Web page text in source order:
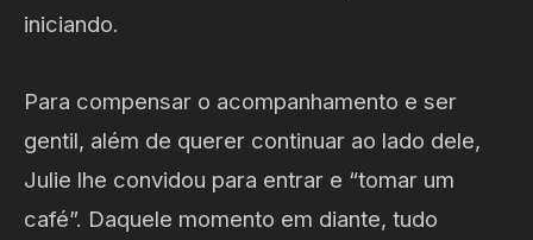
iniciando.
Para compensar o acompanhamento e ser
gentil, além de querer continuar ao lado dele,
Julie lhe convidou para entrar e “tomar um
café”. Daquele momento em diante, tudo